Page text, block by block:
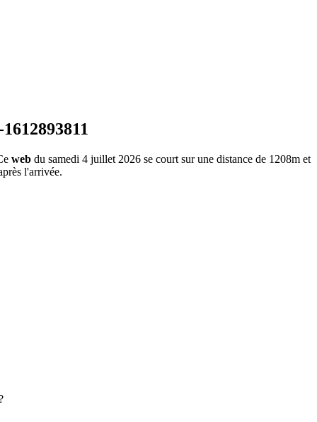
web du samedi 4 juillet 2026 se court sur une distance de 1208m et
l'arrivée.